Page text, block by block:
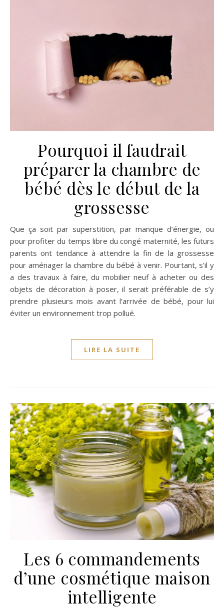
Pourquoi il faudrait
préparer la chambre de
bébé dès le début de la
grossesse
Que ça soit par superstition, par manque d’énergie, ou
pour profiter du temps libre du congé maternité, les futurs
parents ont tendance à attendre la fin de la grossesse
pour aménager la chambre du bébé à venir. Pourtant, s’il y
a des travaux à faire, du mobilier neuf à acheter ou des
objets de décoration à poser, il serait préférable de s’y
prendre plusieurs mois avant l’arrivée de bébé, pour lui
éviter un environnement trop pollué.
LIRE LA SUITE
Les 6 commandements
d’une cosmétique maison
intelligente